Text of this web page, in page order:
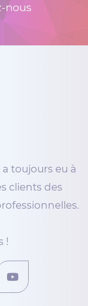
nous
a toujours eu à
clients des
!